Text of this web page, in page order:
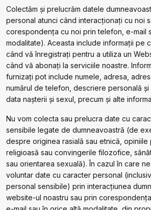
Colectăm și prelucrăm datele
personal atunci când interacționați cu noi
corespondența cu noi prin telefon, e-mail
modalitate). Aceasta include informații pe
când vă înregistrați pentru a utiliza un
când vă abonați la serviciile noastre.
furnizați pot include numele, adresa,
numărul de telefon, descriere personală și
data nașterii și sexul, precum și alte
Nu vom colecta sau prelucra date cu
sensibile legate de dumneavoastră (de
despre originea rasială sau etnică,
religioasă sau convingerile filozofice,
sau orientarea sexuală). În cazul în care
voluntar date cu caracter personal
personal sensibile) prin interacțiunea
website-ul noastru sau prin